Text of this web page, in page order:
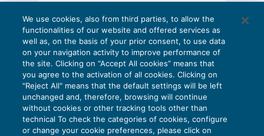
EU AI Act e studi professionali: le
scadenze concrete
27 Luglio 2026
di Diego BarberieStefano Dovier
We use cookies, also from third parties, to allow the
functionalities of our website and offered services as
well as, on the basis of your prior consent, to use data
on your navigation activity to improve performance of
the site. Clicking on “Accept All cookies” means that
you agree to the activation of all cookies. Clicking on
"Reject All" means that the default settings will be left
unchanged and, therefore, browsing will continue
without cookies or other tracking tools other than
technical To check the categories of cookies, configure
or change your cookie preferences, please click on